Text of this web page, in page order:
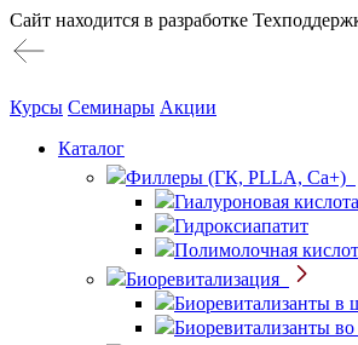
Сайт находится в разработке
Курсы Семинары Акции
Каталог
Филлеры (ГК, PLLA, Ca+)
Гиалуроновая кислота
Гидроксиапатит
Полимолочная
Биоревитализация
Биоревитализанты в
Биоревитализанты